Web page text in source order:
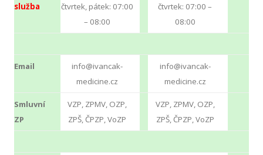
služba
čtvrtek, pátek: 07:00
– 08:00
čtvrtek: 07:00 –
08:00
Email
info@ivancak-
medicine.cz
info@ivancak-
medicine.cz
Smluvní
ZP
VZP, ZPMV, OZP,
ZPŠ, ČPZP, VoZP
VZP, ZPMV, OZP,
ZPŠ, ČPZP, VoZP